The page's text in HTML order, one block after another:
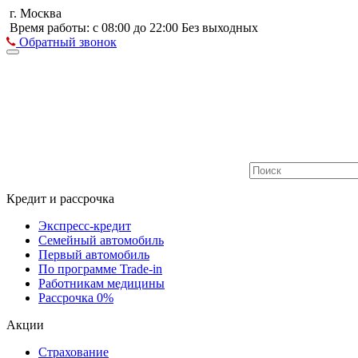
г. Москва
Время работы: с 08:00 до 22:00 Без выходных
Обратный звонок
Кредит и рассрочка
Экспресс-кредит
Семейный автомобиль
Первый автомобиль
По программе Trade-in
Работникам медицины
Рассрочка 0%
Акции
Страхование